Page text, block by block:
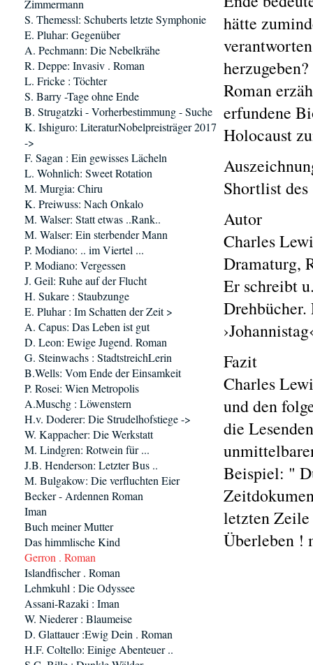
hätte
Roman
erfundene
Holocaust
Shortlist
Autor
Charles
Dramaturg,
Er schreibt
Fazit
Charles
und den
die
Beispiel: "
letzten Zeile
Überleben !
Zimmermann
S. Themessl: Schuberts letzte Symphonie
E. Pluhar: Gegenüber
A. Pechmann: Die Nebelkrähe
R. Deppe: Invasiv . Roman
L. Fricke : Töchter
S. Barry -Tage ohne Ende
B. Strugatzki - Vorherbestimmung - Suche
K. Ishiguro: LiteraturNobelpreisträger 2017
->
F. Sagan : Ein gewisses Lächeln
L. Wohnlich: Sweet Rotation
M. Murgia: Chiru
K. Preiwuss: Nach Onkalo
M. Walser: Statt etwas ..Rank..
M. Walser: Ein sterbender Mann
P. Modiano: .. im Viertel ...
P. Modiano: Vergessen
J. Geil: Ruhe auf der Flucht
H. Sukare : Staubzunge
E. Pluhar : Im Schatten der Zeit >
A. Capus: Das Leben ist gut
D. Leon: Ewige Jugend. Roman
G. Steinwachs : StadtstreichLerin
B.Wells: Vom Ende der Einsamkeit
P. Rosei: Wien Metropolis
A.Muschg : Löwenstern
H.v. Doderer: Die Strudelhofstiege ->
W. Kappacher: Die Werkstatt
M. Lindgren: Rotwein für ...
J.B. Henderson: Letzter Bus ..
M. Bulgakow: Die verfluchten Eier
Becker - Ardennen Roman
Iman
Buch meiner Mutter
Das himmlische Kind
Gerron . Roman
Islandfischer . Roman
Lehmkuhl : Die Odyssee
Assani-Razaki : Iman
W. Niederer : Blaumeise
D. Glattauer :Ewig Dein . Roman
H.F. Coltello: Einige Abenteuer ..